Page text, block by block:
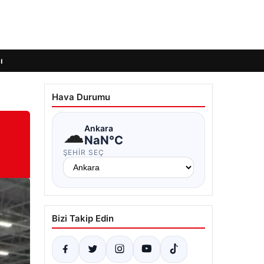
Hava Durumu
☁Ankara
NaN°C
ŞEHIR SEÇ
Bizi Takip Edin